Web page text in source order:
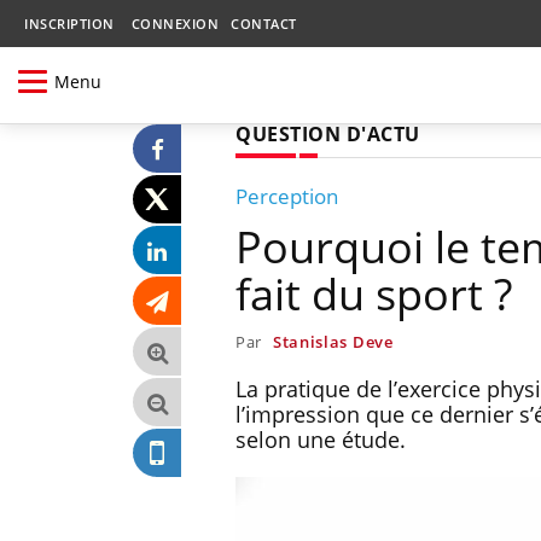
INSCRIPTION CONNEXION CONTACT
Menu
QUESTION D'ACTU
Perception
Pourquoi le
fait du sport ?
Par Stanislas Deve
La pratique de l’exercice
l’impression que ce dernier
selon une étude.